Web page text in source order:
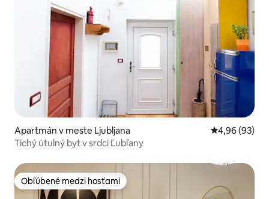
Apartmán v meste Ljubljana Priemerné
4,96 (93)
Tichý útulný byt v srdci Ľubľany
Obľúbené medzi hosťami
Obľúbené medzi hosťami